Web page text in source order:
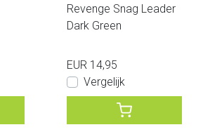
Revenge Snag Leader
Dark Green
EUR 14,95
Vergelijk